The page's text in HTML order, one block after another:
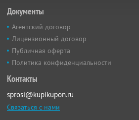
Документы
Агентский договор
Лицензионный договор
Публичная оферта
Политика конфиденциальности
Контакты
sprosi@kupikupon.ru
Связаться с нами